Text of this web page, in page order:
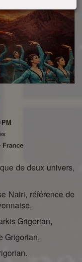
de deux univers,
Nairi, référence de
Grigorian,
Grigorian,